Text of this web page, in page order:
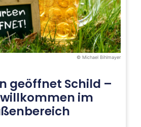
© Michael Bihlmayer
geöffnet Schild –
im